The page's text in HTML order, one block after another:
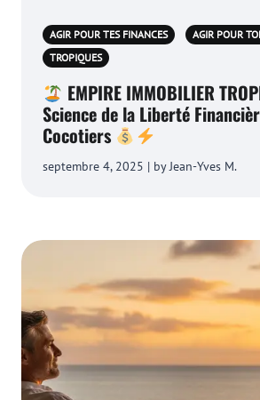
AGIR POUR TES FINANCES
AGIR POUR
TROPIQUES
EMPIRE IMMOBILIER
Science de la Liberté
Cocotiers
septembre 4, 2025 | by Jean-Yves M.